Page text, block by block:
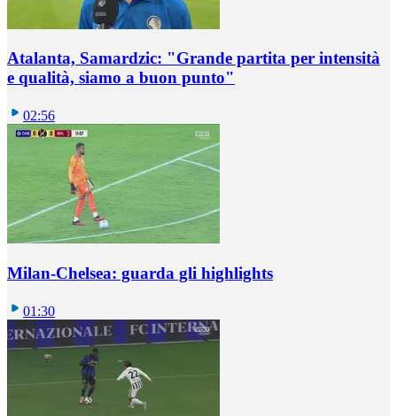
Atalanta, Samardzic: "Grande partita per intensità
e qualità, siamo a buon punto"
02:56
Milan-Chelsea: guarda gli highlights
01:30